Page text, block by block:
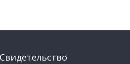
Свидетельство